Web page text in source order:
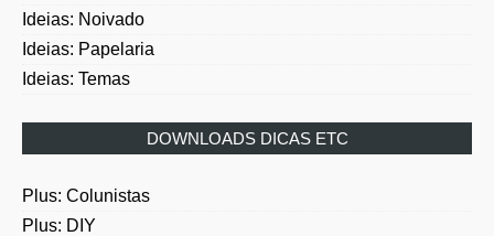
Ideias: Noivado
Ideias: Papelaria
Ideias: Temas
DOWNLOADS DICAS ETC
Plus: Colunistas
Plus: DIY